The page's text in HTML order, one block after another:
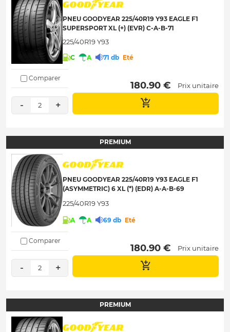
PNEU GOODYEAR 225/40R19 Y93 EAGLE F1
SUPERSPORT XL (+) (EVR) C-A-B-71
225/40R19 Y93
C A 71 db Eté
Comparer
- 2 +
180.90 € Prix unitaire
PREMIUM
PNEU GOODYEAR 225/40R19 Y93 EAGLE F1
(ASYMMETRIC) 6 XL (*) (EDR) A-A-B-69
225/40R19 Y93
A A 69 db Eté
Comparer
- 2 +
180.90 € Prix unitaire
PREMIUM